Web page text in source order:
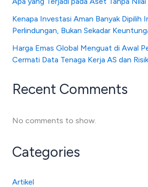
Kenapa Investasi Aman Banyak Dipilih
Perlindungan, Bukan Sekadar
Harga Emas Global Menguat di Awal
Cermati Data Tenaga Kerja AS dan
Recent Comments
No comments to show.
Categories
Artikel